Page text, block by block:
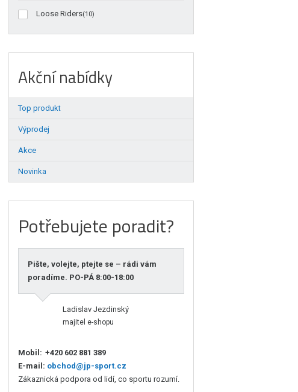
Loose Riders(10)
Akční nabídky
Top produkt
Výprodej
Akce
Novinka
Potřebujete poradit?
Pište, volejte, ptejte se – rádi vám
poradíme. PO-PÁ 8:00-18:00
Ladislav Jezdinský
majitel e-shopu
Mobil: +420 602 881 389
E-mail: obchod@jp-sport.cz
Zákaznická podpora od lidí, co sportu rozumí.